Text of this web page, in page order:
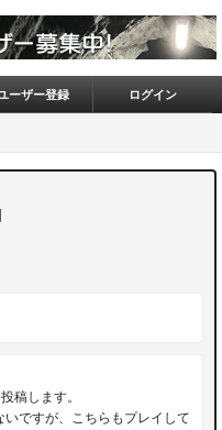
ーザー登録 ログイン
稿します。
ですが、こちらもプレイして